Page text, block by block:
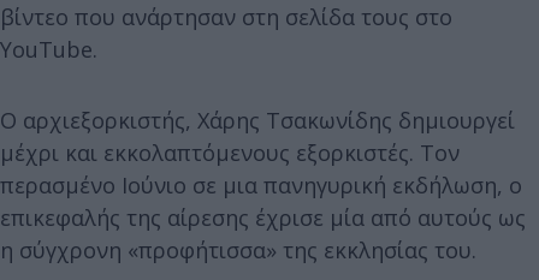
βίντεο που ανάρτησαν στη σελίδα τους στο
YouTube.
Ο αρχιεξορκιστής, Χάρης Τσακωνίδης δημιουργεί
μέχρι και εκκολαπτόμενους εξορκιστές. Τον
περασμένο Ιούνιο σε μια πανηγυρική εκδήλωση, ο
επικεφαλής της αίρεσης έχρισε μία από αυτούς ως
η σύγχρονη «προφήτισσα» της εκκλησίας του.